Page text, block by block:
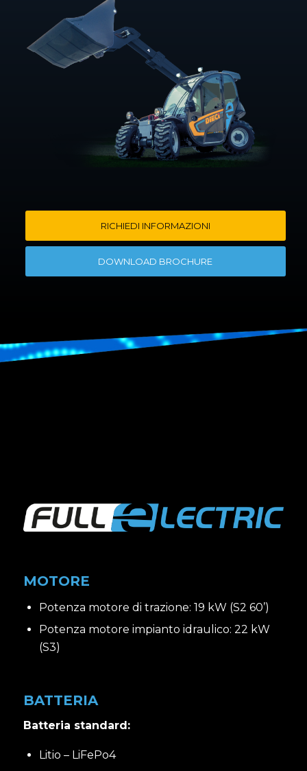
RICHIEDI INFORMAZIONI
DOWNLOAD BROCHURE
MOTORE
Potenza motore di trazione: 19 kW (S2 60’)
Potenza motore impianto idraulico: 22 kW
(S3)
BATTERIA
Batteria standard:
Litio – LiFePo4